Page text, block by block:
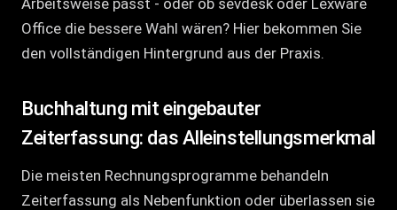
Arbeitsweise passt - oder ob sevdesk oder Lexware
Office die bessere Wahl wären? Hier bekommen Sie
den vollständigen Hintergrund aus der Praxis.
Buchhaltung mit eingebauter
Zeiterfassung: das Alleinstellungsmerkmal
Die meisten Rechnungsprogramme behandeln
Zeiterfassung als Nebenfunktion oder überlassen sie